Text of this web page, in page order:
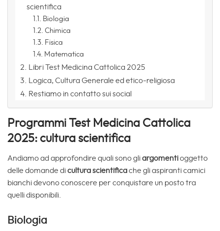
scientifica
Biologia
Chimica
Fisica
Matematica
Libri Test Medicina Cattolica 2025
Logica, Cultura Generale ed etico-religiosa
Restiamo in contatto sui social
Programmi Test Medicina Cattolica
2025: cultura scientifica
Andiamo ad approfondire quali sono gliargomentioggetto
delle domande dicultura scientificache gli aspiranti camici
bianchi devono conoscere per conquistare un posto tra
quelli disponibili.
Biologia